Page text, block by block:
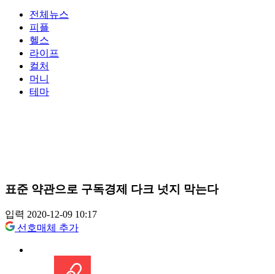
전체뉴스
피플
헬스
라이프
컬처
머니
테마
표준 약관으로 구독경제 다크 넛지 막는다
입력 2020-12-09 10:17
선호매체 추가